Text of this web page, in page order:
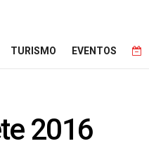
TURISMO EVENTOS
2016